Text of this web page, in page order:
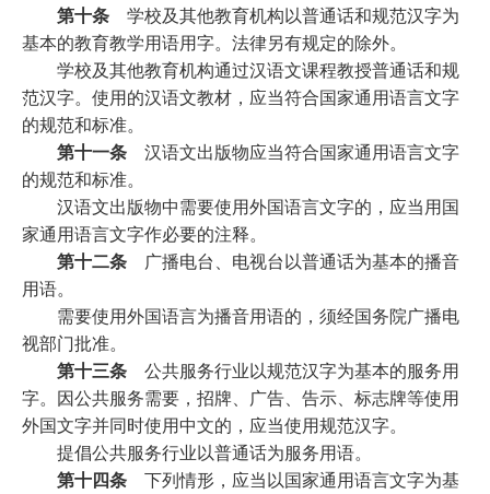
第十条 学校及其他教育机构以普通话和规范汉字为
基本的教育教学用语用字。法律另有规定的除外。
学校及其他教育机构通过汉语文课程教授普通话和规
范汉字。使用的汉语文教材，应当符合国家通用语言文字
的规范和标准。
第十一条 汉语文出版物应当符合国家通用语言文字
的规范和标准。
汉语文出版物中需要使用外国语言文字的，应当用国
家通用语言文字作必要的注释。
第十二条 广播电台、电视台以普通话为基本的播音
用语。
需要使用外国语言为播音用语的，须经国务院广播电
视部门批准。
第十三条 公共服务行业以规范汉字为基本的服务用
字。因公共服务需要，招牌、广告、告示、标志牌等使用
外国文字并同时使用中文的，应当使用规范汉字。
提倡公共服务行业以普通话为服务用语。
第十四条 下列情形，应当以国家通用语言文字为基